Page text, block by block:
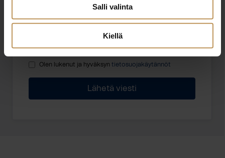
Salli valinta
Kiellä
Haluan että minuun otetaan yhteyttä puhelimitse
Olen lukenut ja hyväksyn tietosuojakäytännöt